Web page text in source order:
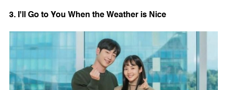
3. I'll Go to You When the Weather is Nice